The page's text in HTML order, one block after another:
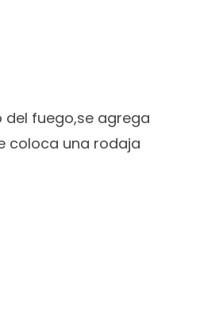
fuego,se agrega
coloca una rodaja